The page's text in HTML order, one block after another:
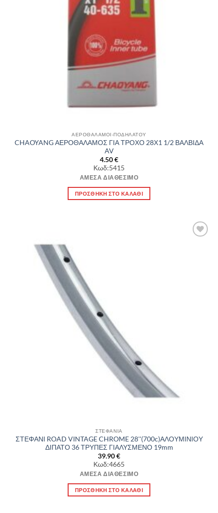
ΑΕΡΟΘΑΛΑΜΟΙ-ΠΟΔΗΛΑΤΟΥ
CHAOYANG ΑΕΡΟΘΑΛΑΜΟΣ ΓΙΑ ΤΡΟΧΟ 28Χ1 1/2 ΒΑΛΒΙΔΑ
AV
4.50€
Κωδ:5415
ΆΜΕΣΑ ΔΙΑΘΈΣΙΜΟ
ΠΡΟΣΘΉΚΗ ΣΤΟ ΚΑΛΆΘΙ
ΣΤΕΦΑΝΙΑ
ΣΤΕΦΑΝΙ ROAD VINTAGE CHROME 28''(700c)ΑΛΟΥΜΙΝΙΟΥ
ΔΙΠΑΤΟ 36 ΤΡΥΠΕΣ ΓΙΑΛΥΣΜΕΝΟ 19mm
39.90€
Κωδ:4665
ΆΜΕΣΑ ΔΙΑΘΈΣΙΜΟ
ΠΡΟΣΘΉΚΗ ΣΤΟ ΚΑΛΆΘΙ